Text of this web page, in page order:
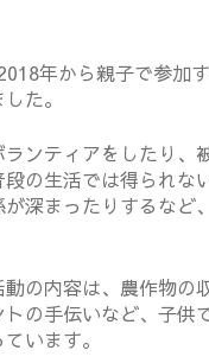
年から親子で参加
た。
ンティアをしたり、
の生活では得られな
が深まったりするなど
の内容は、農作物の
トの手伝いなど、子供
います。